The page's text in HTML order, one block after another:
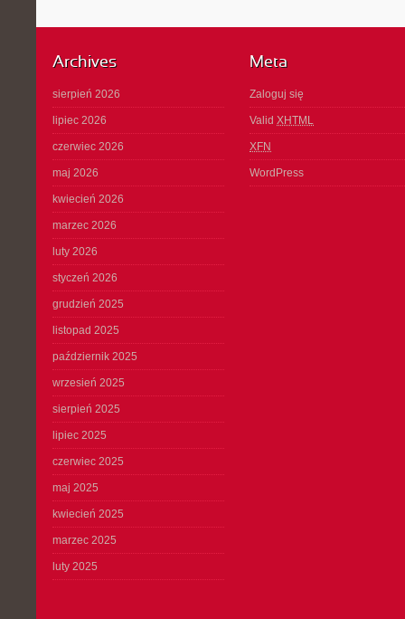
Archives
sierpień 2026
lipiec 2026
czerwiec 2026
maj 2026
kwiecień 2026
marzec 2026
luty 2026
styczeń 2026
grudzień 2025
listopad 2025
październik 2025
wrzesień 2025
sierpień 2025
lipiec 2025
czerwiec 2025
maj 2025
kwiecień 2025
marzec 2025
luty 2025
Meta
Zaloguj się
Valid XHTML
XFN
WordPress